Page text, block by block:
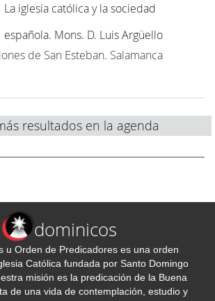
La iglesia católica y la sociedad
española. Mons. D. Luis Argüello
de San Esteban. Salamanca
resultados en la agenda
dominicos
u Orden de Predicadores es una orden
Católica fundada por Santo Domingo
misión es la predicación de la Buena
de una vida de contemplación, estudio y